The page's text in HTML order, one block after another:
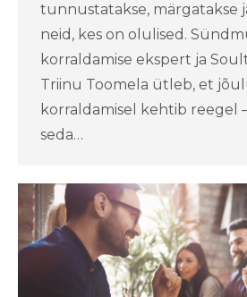
tunnustatakse, märgatakse
neid, kes on olulised.
korraldamise ekspert ja
Triinu Toomela ütleb, et
korraldamisel kehtib reegel
seda…